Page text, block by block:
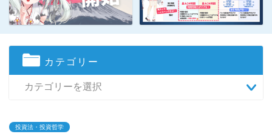
カテゴリー
投資法・投資哲学